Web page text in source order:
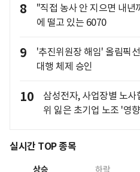
8
"직접 농사 안 지으면 내
에 떨고 있는 6070
9
'추진위원장 해임' 올림픽
대행 체제 승인
10
삼성전자, 사업장별 노
위 잃은 초기업 노조 '영
실시간 TOP 종목
상승 하락